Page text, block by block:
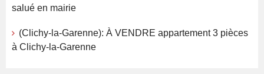
salué en mairie
(Clichy-la-Garenne): À VENDRE appartement 3 pièces
à Clichy-la-Garenne